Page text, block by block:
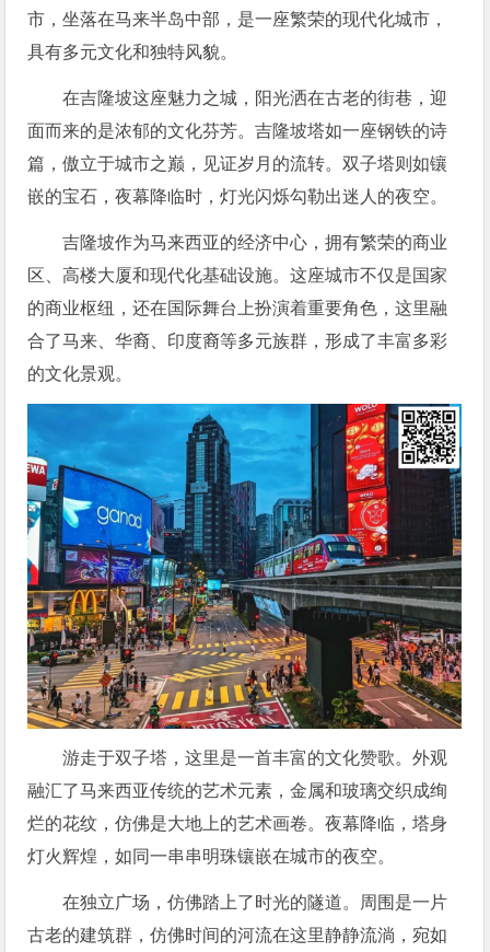
市，坐落在马来半岛中部，是一座繁荣的现代化城市，
具有多元文化和独特风貌。
在吉隆坡这座魅力之城，阳光洒在古老的街巷，迎
面而来的是浓郁的文化芬芳。吉隆坡塔如一座钢铁的诗
篇，傲立于城市之巅，见证岁月的流转。双子塔则如镶
嵌的宝石，夜幕降临时，灯光闪烁勾勒出迷人的夜空。
吉隆坡作为马来西亚的经济中心，拥有繁荣的商业
区、高楼大厦和现代化基础设施。这座城市不仅是国家
的商业枢纽，还在国际舞台上扮演着重要角色，这里融
合了马来、华裔、印度裔等多元族群，形成了丰富多彩
的文化景观。
游走于双子塔，这里是一首丰富的文化赞歌。外观
融汇了马来西亚传统的艺术元素，金属和玻璃交织成绚
烂的花纹，仿佛是大地上的艺术画卷。夜幕降临，塔身
灯火辉煌，如同一串串明珠镶嵌在城市的夜空。
在独立广场，仿佛踏上了时光的隧道。周围是一片
古老的建筑群，仿佛时间的河流在这里静静流淌，宛如